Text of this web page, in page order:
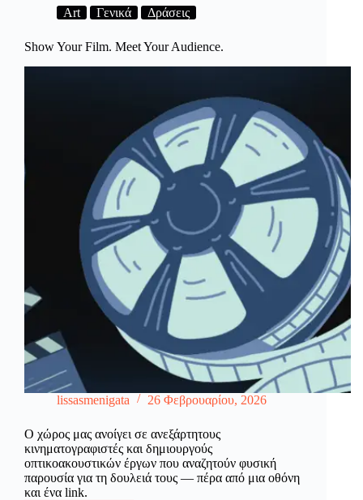
Art Γενικά Δράσεις
Show Your Film. Meet Your Audience.
lissasmenigata 26 Φεβρουαρίου, 2026
Ο χώρος μας ανοίγει σε ανεξάρτητους
κινηματογραφιστές και δημιουργούς
οπτικοακουστικών έργων που αναζητούν φυσική
παρουσία για τη δουλειά τους — πέρα από μια οθόνη
και ένα link.